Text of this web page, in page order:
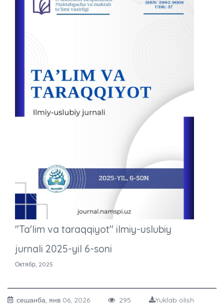
"Ta'lim va taraqqiyot" ilmiy-uslubiy
jurnali 2025-yil 6-soni
Октябр, 2025
сешанба, янв 06, 2026 295 Yuklab olish